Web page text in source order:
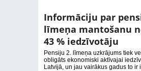
Informāciju par
līmeņa mantošanu
43 % iedzīvotāju
Pensiju 2. līmeņa uzkrājums tiek
obligāts ekonomiski aktīvajai
Latvijā, un jau vairākus gadus to ir